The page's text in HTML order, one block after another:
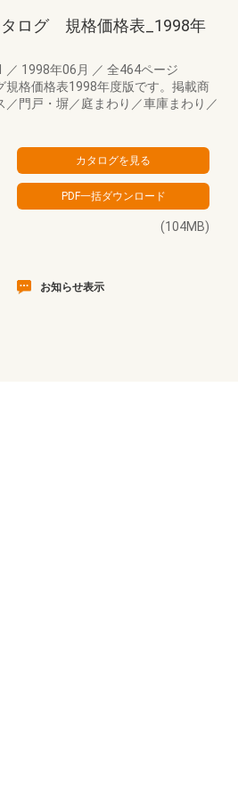
ログ 規格価格表_1998年
／ 1998年06月 ／ 全464ページ
規格価格表1998年度版です。掲載商
門戸・塀／庭まわり／車庫まわり／
(104MB)
お知らせ表示